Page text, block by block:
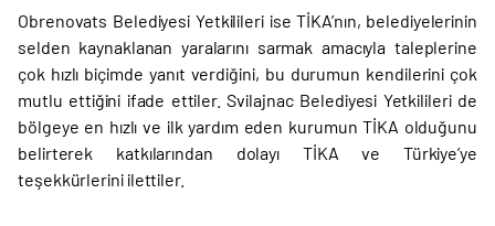
Obrenovats Belediyesi Yetkilileri ise TİKA’nın, belediyelerinin
selden kaynaklanan yaralarını sarmak amacıyla taleplerine
çok hızlı biçimde yanıt verdiğini, bu durumun kendilerini çok
mutlu ettiğini ifade ettiler. Svilajnac Belediyesi Yetkilileri de
bölgeye en hızlı ve ilk yardım eden kurumun TİKA olduğunu
belirterek katkılarından dolayı TİKA ve Türkiye’ye
teşekkürlerini ilettiler.